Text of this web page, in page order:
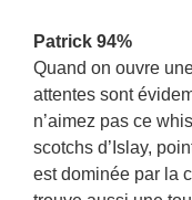
Patrick 94%
Quand on ouvre
attentes sont
n’aimez pas ce
scotchs d’Islay,
est dominée par la